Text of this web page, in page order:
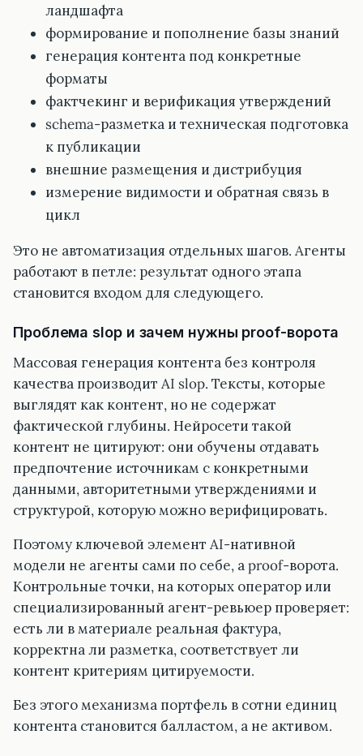
ландшафта
формирование и пополнение базы знаний
генерация контента под конкретные
форматы
фактчекинг и верификация утверждений
schema-разметка и техническая подготовка
к публикации
внешние размещения и дистрибуция
измерение видимости и обратная связь в
цикл
Это не автоматизация отдельных шагов. Агенты
работают в петле: результат одного этапа
становится входом для следующего.
Проблема slop и зачем нужны proof-ворота
Массовая генерация контента без контроля
качества производит AI slop. Тексты, которые
выглядят как контент, но не содержат
фактической глубины. Нейросети такой
контент не цитируют: они обучены отдавать
предпочтение источникам с конкретными
данными, авторитетными утверждениями и
структурой, которую можно верифицировать.
Поэтому ключевой элемент AI-нативной
модели не агенты сами по себе, а proof-ворота.
Контрольные точки, на которых оператор или
специализированный агент-ревьюер проверяет:
есть ли в материале реальная фактура,
корректна ли разметка, соответствует ли
контент критериям цитируемости.
Без этого механизма портфель в сотни единиц
контента становится балластом, а не активом.